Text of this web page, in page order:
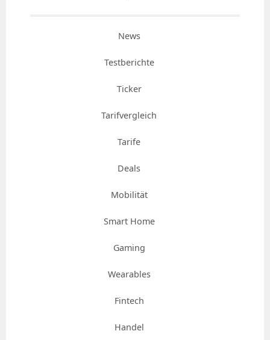
News
Testberichte
Ticker
Tarifvergleich
Tarife
Deals
Mobilität
Smart Home
Gaming
Wearables
Fintech
Handel